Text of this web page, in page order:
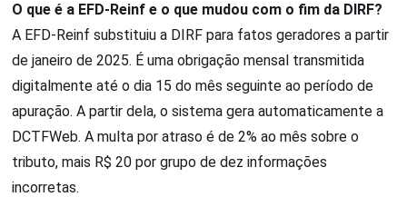
O que é a EFD-Reinf e o que mudou com o fim da DIRF?
A EFD-Reinf substituiu a DIRF para fatos geradores a partir
de janeiro de 2025. É uma obrigação mensal transmitida
digitalmente até o dia 15 do mês seguinte ao período de
apuração. A partir dela, o sistema gera automaticamente a
DCTFWeb. A multa por atraso é de 2% ao mês sobre o
tributo, mais R$ 20 por grupo de dez informações
incorretas.